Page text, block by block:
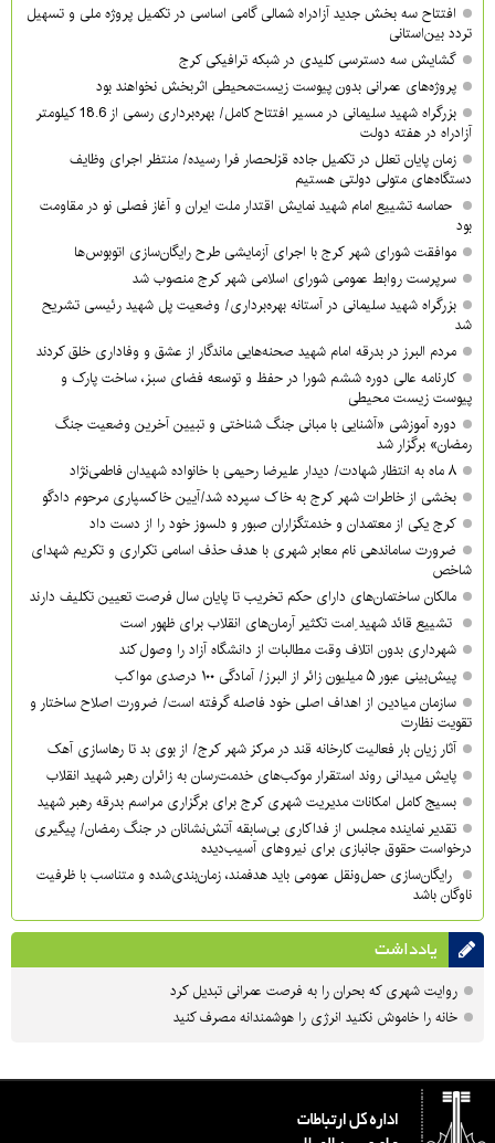
افتتاح سه بخش جدید آزادراه شمالی گامی اساسی در تکمیل پروژه ملی و تسهیل
تردد بین‌استانی
گشایش سه دسترسی کلیدی در شبکه ترافیکی کرج
پروژه‌های عمرانی بدون پیوست زیست‌محیطی اثربخش نخواهند بود
بزرگراه شهید سلیمانی در مسیر افتتاح کامل/ بهره‌برداری رسمی از 18.6 کیلومتر
آزادراه در هفته دولت
زمان پایان تعلل در تکمیل جاده قزلحصار فرا رسیده/ منتظر اجرای وظایف
دستگاه‌های متولی دولتی هستیم
حماسه تشییع امام شهید نمایش اقتدار ملت ایران و آغاز فصلی نو در مقاومت
بود
موافقت شورای شهر کرج با اجرای آزمایشی طرح رایگان‌سازی اتوبوس‌ها
سرپرست روابط عمومی شورای اسلامی شهر کرج منصوب شد
بزرگراه شهید سلیمانی در آستانه بهره‌برداری/ وضعیت پل شهید رئیسی تشریح
شد
مردم البرز در بدرقه امام شهید صحنه‌هایی ماندگار از عشق و وفاداری خلق کردند
کارنامه عالی دوره ششم شورا در حفظ و توسعه فضای سبز، ساخت پارک و
پیوست زیست محیطی
دوره آموزشی «آشنایی با مبانی جنگ شناختی و تبیین آخرین وضعیت جنگ
رمضان» برگزار شد
۸ ماه به انتظار شهادت/ دیدار علیرضا رحیمی با خانواده شهیدان فاطمی‌نژاد
بخشی از خاطرات شهر کرج به خاک سپرده شد/آیین خاکسپاری مرحوم دادگو
کرج یکی از معتمدان و خدمتگزاران صبور و دلسوز خود را از دست داد
ضرورت ساماندهی نام‌ معابر شهری با هدف حذف اسامی تکراری و تکریم شهدای
شاخص
مالکان ساختمان‌های دارای حکم تخریب تا پایان سال فرصت تعیین تکلیف دارند
تشییع قائد شهید ِامت تکثیر آرمان‌های انقلاب برای ظهور است
شهرداری بدون اتلاف وقت مطالبات از دانشگاه آزاد را وصول کند
پیش‌بینی عبور ۵ میلیون زائر از البرز/ آمادگی ۱۰۰ درصدی مواکب
سازمان میادین از اهداف اصلی خود فاصله گرفته است/ ضرورت اصلاح ساختار و
تقویت نظارت
آثار زیان بار فعالیت کارخانه قند در مرکز شهر کرج/ از بوی بد تا رهاسازی آهک
پایش میدانی روند استقرار موکب‌های خدمت‌رسان به زائران رهبر شهید انقلاب
بسیج کامل امکانات مدیریت شهری کرج برای برگزاری مراسم بدرقه رهبر شهید
تقدیر نماینده مجلس از فداکاری بی‌سابقه آتش‌نشانان در جنگ رمضان/ پیگیری
درخواست حقوق جانبازی برای نیروهای آسیب‌دیده
رایگان‌سازی حمل‌ونقل عمومی باید هدفمند، زمان‌بندی‌شده و متناسب با ظرفیت
ناوگان باشد
یادداشت
روایت شهری که بحران را به فرصت عمرانی تبدیل کرد
خانه را خاموش نکنید انرژی را هوشمندانه مصرف کنید